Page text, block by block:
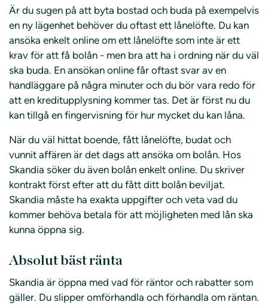
Är du sugen på att byta bostad och buda på exempelvis
en ny lägenhet behöver du oftast ett lånelöfte. Du kan
ansöka enkelt online om ett lånelöfte som inte är ett
krav för att få bolån - men bra att ha i ordning när du väl
ska buda. En ansökan online får oftast svar av en
handläggare på några minuter och du bör vara redo för
att en kreditupplysning kommer tas. Det är först nu du
kan tillgå en fingervisning för hur mycket du kan låna.
När du väl hittat boende, fått lånelöfte, budat och
vunnit affären är det dags att ansöka om bolån. Hos
Skandia söker du även bolån enkelt online. Du skriver
kontrakt först efter att du fått ditt bolån beviljat.
Skandia måste ha exakta uppgifter och veta vad du
kommer behöva betala för att möjligheten med lån ska
kunna öppna sig.
Absolut bäst ränta
Skandia är öppna med vad för räntor och rabatter som
gäller. Du slipper omförhandla och förhandla om räntan.